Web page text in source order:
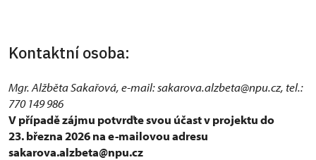
Kontaktní osoba:
Mgr. Alžběta Sakařová, e-mail: sakarova.alzbeta@npu.cz, tel.:
770 149 986
V případě zájmu potvrďte svou účast v projektu do
23. března 2026 na e-mailovou adresu
sakarova.alzbeta@npu.cz